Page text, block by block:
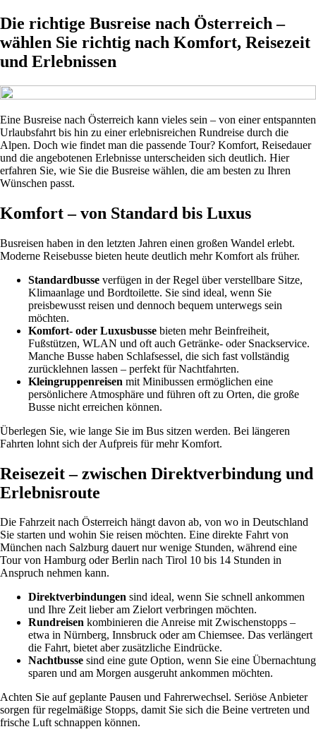
Die richtige Busreise nach Österreich –
wählen Sie richtig nach Komfort, Reisezeit
und Erlebnissen
Eine Busreise nach Österreich kann vieles sein – von einer entspannten
Urlaubsfahrt bis hin zu einer erlebnisreichen Rundreise durch die
Alpen. Doch wie findet man die passende Tour? Komfort, Reisedauer
und die angebotenen Erlebnisse unterscheiden sich deutlich. Hier
erfahren Sie, wie Sie die Busreise wählen, die am besten zu Ihren
Wünschen passt.
Komfort – von Standard bis Luxus
Busreisen haben in den letzten Jahren einen großen Wandel erlebt.
Moderne Reisebusse bieten heute deutlich mehr Komfort als früher.
Standardbusse verfügen in der Regel über verstellbare Sitze,
Klimaanlage und Bordtoilette. Sie sind ideal, wenn Sie
preisbewusst reisen und dennoch bequem unterwegs sein
möchten.
Komfort- oder Luxusbusse bieten mehr Beinfreiheit,
Fußstützen, WLAN und oft auch Getränke- oder Snackservice.
Manche Busse haben Schlafsessel, die sich fast vollständig
zurücklehnen lassen – perfekt für Nachtfahrten.
Kleingruppenreisen mit Minibussen ermöglichen eine
persönlichere Atmosphäre und führen oft zu Orten, die große
Busse nicht erreichen können.
Überlegen Sie, wie lange Sie im Bus sitzen werden. Bei längeren
Fahrten lohnt sich der Aufpreis für mehr Komfort.
Reisezeit – zwischen Direktverbindung und
Erlebnisroute
Die Fahrzeit nach Österreich hängt davon ab, von wo in Deutschland
Sie starten und wohin Sie reisen möchten. Eine direkte Fahrt von
München nach Salzburg dauert nur wenige Stunden, während eine
Tour von Hamburg oder Berlin nach Tirol 10 bis 14 Stunden in
Anspruch nehmen kann.
Direktverbindungen sind ideal, wenn Sie schnell ankommen
und Ihre Zeit lieber am Zielort verbringen möchten.
Rundreisen kombinieren die Anreise mit Zwischenstopps –
etwa in Nürnberg, Innsbruck oder am Chiemsee. Das verlängert
die Fahrt, bietet aber zusätzliche Eindrücke.
Nachtbusse sind eine gute Option, wenn Sie eine Übernachtung
sparen und am Morgen ausgeruht ankommen möchten.
Achten Sie auf geplante Pausen und Fahrerwechsel. Seriöse Anbieter
sorgen für regelmäßige Stopps, damit Sie sich die Beine vertreten und
frische Luft schnappen können.